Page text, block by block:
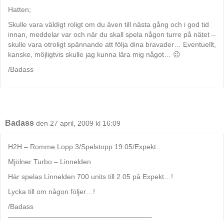
Hatten;
Skulle vara väldigt roligt om du även till nästa gång och i god tid
innan, meddelar var och när du skall spela någon turre på nätet –
skulle vara otroligt spännande att följa dina bravader… Eventuellt,
kanske, möjligtvis skulle jag kunna lära mig något… 😉
/Badass
Badass den 27 april, 2009 kl 16:09
H2H – Romme Lopp 3/Spelstopp 19:05/Expekt…
Mjölner Turbo – Linnelden
Här spelas Linnelden 700 units till 2.05 på Expekt…!
Lycka till om någon följer…!
/Badass
————————————————————–